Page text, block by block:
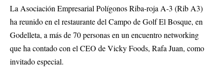
La Asociación Empresarial Polígonos Riba-roja A-3 (Rib A3)
ha reunido en el restaurante del Campo de Golf El Bosque, en
Godelleta, a más de 70 personas en un encuentro networking
que ha contado con el CEO de Vicky Foods, Rafa Juan, como
invitado especial.